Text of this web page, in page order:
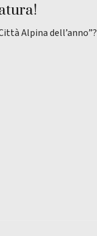
Alpina dell’anno”?